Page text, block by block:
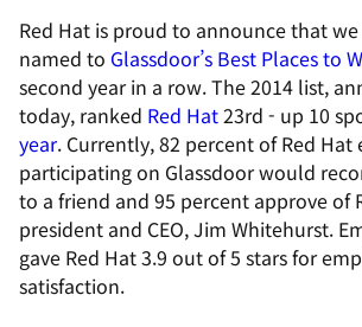
Red Hat is proud to announce that
named to Glassdoor’s Best Places to
second year in a row. The 2014 list,
today, ranked Red Hat23rd - up 10
year. Currently, 82 percent of Red Hat
participating on Glassdoor would
to a friend and 95 percent approve of
president and CEO, Jim Whitehurst.
gave Red Hat 3.9 out of 5 stars for
satisfaction.